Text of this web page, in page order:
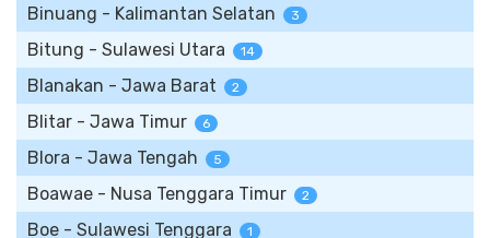
Binuang - Kalimantan Selatan 3
Bitung - Sulawesi Utara 14
Blanakan - Jawa Barat 2
Blitar - Jawa Timur 6
Blora - Jawa Tengah 5
Boawae - Nusa Tenggara Timur 2
Boe - Sulawesi Tenggara 1